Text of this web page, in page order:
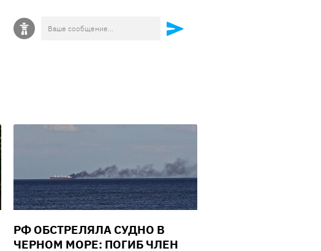
РФ ОБСТРЕЛЯЛА СУДНО В
ЧЕРНОМ МОРЕ: ПОГИБ ЧЛЕН